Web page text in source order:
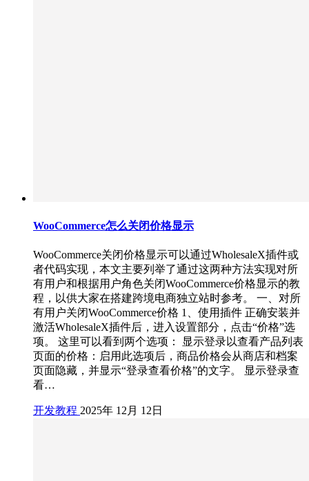
WooCommerce怎么关闭价格显示
WooCommerce关闭价格显示可以通过WholesaleX插件或
者代码实现，本文主要列举了通过这两种方法实现对所
有用户和根据用户角色关闭WooCommerce价格显示的教
程，以供大家在搭建跨境电商独立站时参考。 一、对所
有用户关闭WooCommerce价格 1、使用插件 正确安装并
激活WholesaleX插件后，进入设置部分，点击“价格”选
项。 这里可以看到两个选项： 显示登录以查看产品列表
页面的价格：启用此选项后，商品价格会从商店和档案
页面隐藏，并显示“登录查看价格”的文字。 显示登录查
看…
开发教程 2025年 12月 12日